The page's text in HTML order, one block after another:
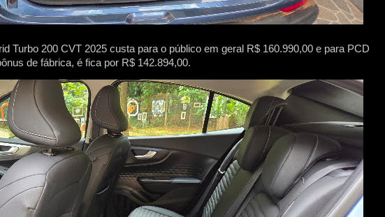
Turbo 200 CVT 2025 custa para o público em geral R$ 160.990,00 e para PCD
de fábrica, é fica por R$ 142.894,00.